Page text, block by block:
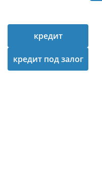
кредит
кредит под залог